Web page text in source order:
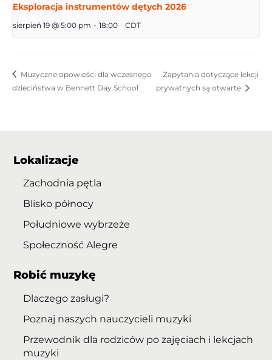
Eksploracja instrumentów dętych 2026
sierpień 19 @ 5:00 pm - 18:00 CDT
Muzyczne opowieści dla wczesnego
dzieciństwa w Bennett Day School
Zapytania dotyczące lekcji
prywatnych są otwarte
Lokalizacje
Zachodnia pętla
Blisko północy
Południowe wybrzeże
Społeczność Alegre
Robić muzykę
Dlaczego zasługi?
Poznaj naszych nauczycieli muzyki
Przewodnik dla rodziców po zajęciach i lekcjach
muzyki